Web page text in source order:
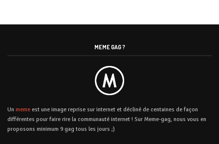
MEME GAG ?
Un meme est une image reprise sur internet et décliné de centaines de façon
différentes pour faire rire la communauté internet ! Sur Meme-gag, nous vous en
proposons minimum 9 gag tous les jours ;)